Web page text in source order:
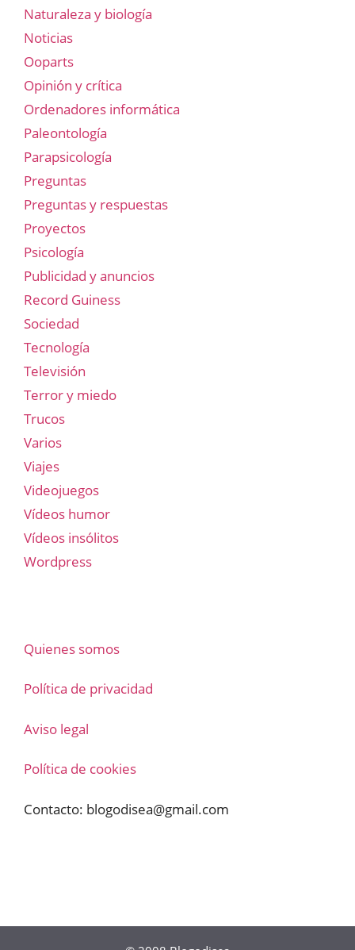
Naturaleza y biología
Noticias
Ooparts
Opinión y crítica
Ordenadores informática
Paleontología
Parapsicología
Preguntas
Preguntas y respuestas
Proyectos
Psicología
Publicidad y anuncios
Record Guiness
Sociedad
Tecnología
Televisión
Terror y miedo
Trucos
Varios
Viajes
Videojuegos
Vídeos humor
Vídeos insólitos
Wordpress
Quienes somos
Política de privacidad
Aviso legal
Política de cookies
Contacto: blogodisea@gmail.com